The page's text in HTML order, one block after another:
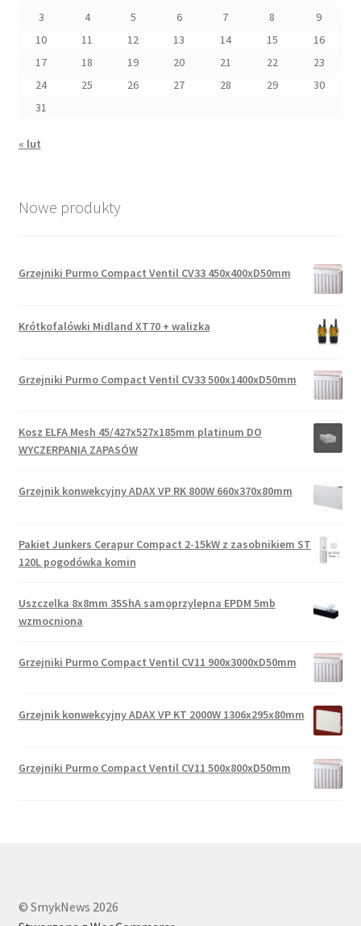
3
4 5 6 7 8
9
10
11 12 13 14 15
16
17
18 19 20 21 22
23
24
25 26 27 28 29
30
31
« lut
Nowe produkty
Grzejniki Purmo Compact Ventil CV33 450x400xD50mm
Krótkofalówki Midland XT70 + walizka
Grzejniki Purmo Compact Ventil CV33 500x1400xD50mm
Kosz ELFA Mesh 45/427x527x185mm platinum DO
WYCZERPANIA ZAPASÓW
Grzejnik konwekcyjny ADAX VP RK 800W 660x370x80mm
Pakiet Junkers Cerapur Compact 2-15kW z zasobnikiem ST
120L pogodówka komin
Uszczelka 8x8mm 35ShA samoprzylepna EPDM 5mb
wzmocniona
Grzejniki Purmo Compact Ventil CV11 900x3000xD50mm
Grzejnik konwekcyjny ADAX VP KT 2000W 1306x295x80mm
Grzejniki Purmo Compact Ventil CV11 500x800xD50mm
© SmykNews 2026